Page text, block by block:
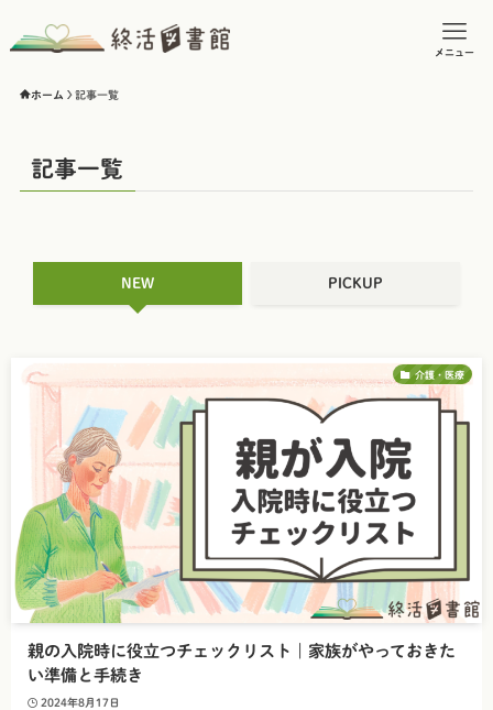
メニュー
ホーム 記事一覧
記事一覧
NEW PICKUP
介護・医療
親の入院時に役立つチェックリスト｜家族がやっておきた
い準備と手続き
2024年8月17日